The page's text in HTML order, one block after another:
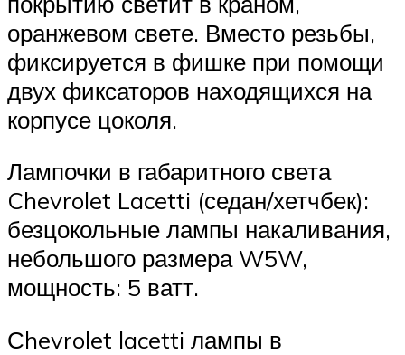
оранжевом свете. Вместо резьбы,
фиксируется в фишке при помощи
двух фиксаторов находящихся на
корпусе цоколя.
Лампочки в габаритного света
Chevrolet Lacetti (седан/хетчбек):
безцокольные лампы накаливания,
небольшого размера W5W,
мощность: 5 ватт.
Сhevrolet lacetti лампы в